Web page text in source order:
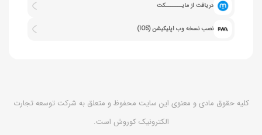
دریافت از مایـــــــکت
نصب نسخه وب اپلیکیشن (IOS)
کلیه حقوق مادی و معنوی این سایت محفوظ و متعلق به شرکت توسعه تجارت
الکترونیک کوروش است.